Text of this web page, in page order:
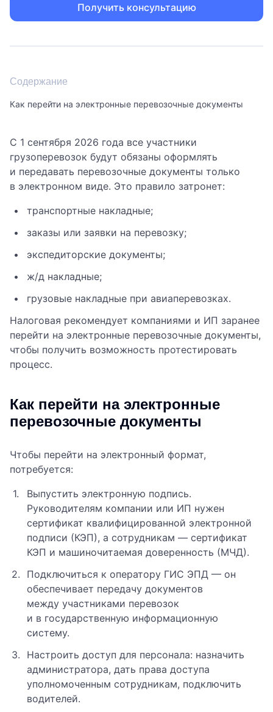
Получить консультацию
Содержание
Как перейти на электронные перевозочные документы
С 1 сентября 2026 года все участники
грузоперевозок будут обязаны оформлять
и передавать перевозочные документы только
в электронном виде. Это правило затронет:
транспортные накладные;
заказы или заявки на перевозку;
экспедиторские документы;
ж/д накладные;
грузовые накладные при авиаперевозках.
Налоговая рекомендует компаниями и ИП заранее
перейти на электронные перевозочные документы,
чтобы получить возможность протестировать
процесс.
Как перейти на электронные
перевозочные документы
Чтобы перейти на электронный формат,
потребуется:
Выпустить электронную подпись.
Руководителям компании или ИП нужен
сертификат квалифицированной электронной
подписи (КЭП), а сотрудникам — сертификат
КЭП и машиночитаемая доверенность (МЧД).
Подключиться к оператору ГИС ЭПД — он
обеспечивает передачу документов
между участниками перевозок
и в государственную информационную
систему.
Настроить доступ для персонала: назначить
администратора, дать права доступа
уполномоченным сотрудникам, подключить
водителей.